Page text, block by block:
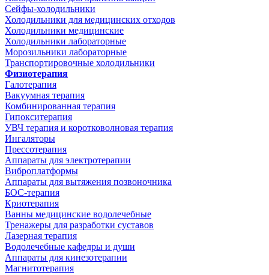
Сейфы-холодильники
Холодильники для медицинских отходов
Холодильники медицинские
Холодильники лабораторные
Морозильники лабораторные
Транспортировочные холодильники
Физиотерапия
Галотерапия
Вакуумная терапия
Комбинированная терапия
Гипокситерапия
УВЧ терапия и коротковолновая терапия
Ингаляторы
Прессотерапия
Аппараты для электротерапии
Виброплатформы
Аппараты для вытяжения позвоночника
БОС-терапия
Криотерапия
Ванны медицинские водолечебные
Тренажеры для разработки суставов
Лазерная терапия
Водолечебные кафедры и души
Аппараты для кинезотерапии
Магнитотерапия